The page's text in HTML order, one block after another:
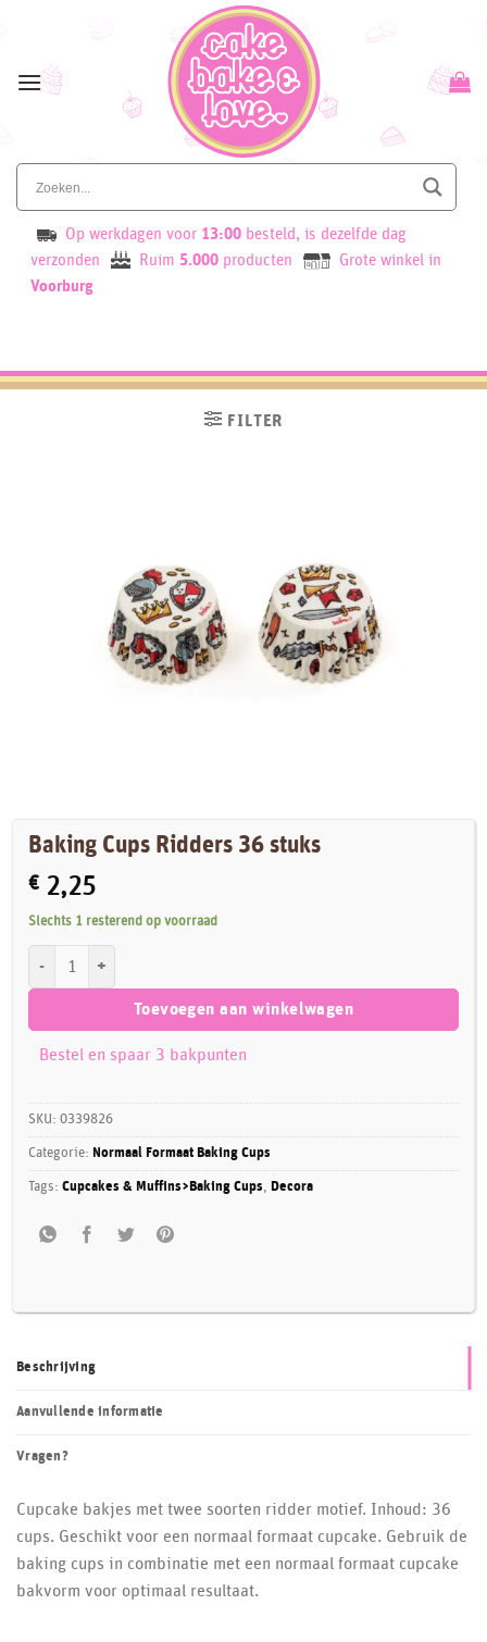
content
Op werkdagen voor 13:00 besteld, is dezelfde dag
verzonden
Ruim 5.000 producten
Grote winkel in
Voorburg
FILTER
Baking Cups Ridders 36 stuks
€ 2,25
Slechts 1 resterend op voorraad
Toevoegen aan winkelwagen
Bestel en spaar 3 bakpunten
SKU:0339826
Categorie: Normaal Formaat Baking Cups
Tags:Cupcakes & Muffins>Baking Cups, Decora
Beschrijving
Aanvullende informatie
Vragen?
Cupcake bakjes met twee soorten ridder motief. Inhoud: 36
cups. Geschikt voor een normaal formaat cupcake. Gebruik de
baking cups in combinatie met een normaal formaat cupcake
bakvorm voor optimaal resultaat.